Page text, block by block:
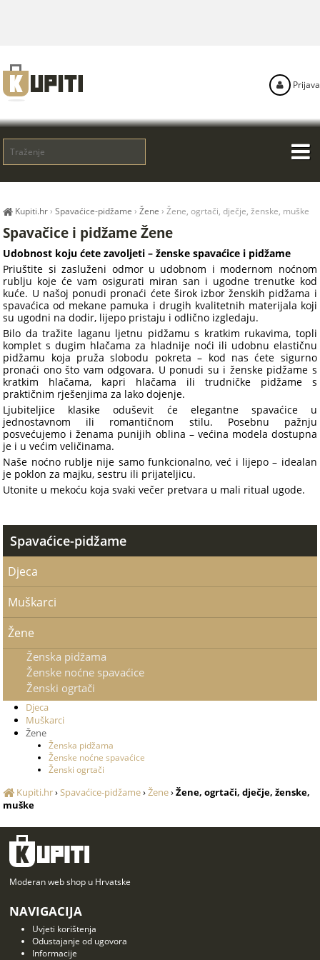
Kupiti.hr›Spavaćice-pidžame ›Žene ›Žene, ogrtači, dječje, ženske, muške
Spavačice i pidžame Žene
Udobnost koju ćete zavoljeti – ženske spavaćice i pidžame
Priuštite si zasluženi odmor u udobnom i modernom noćnom
rublju koje će vam osigurati miran san i ugodne trenutke kod
kuće. U našoj ponudi pronaći ćete širok izbor ženskih pidžama i
spavaćica od mekane pamuka i drugih kvalitetnih materijala koji
su ugodni na dodir, lijepo pristaju i odlično izgledaju.
Bilo da tražite laganu ljetnu pidžamu s kratkim rukavima, topli
komplet s dugim hlačama za hladnije noći ili udobnu elastičnu
pidžamu koja pruža slobodu pokreta – kod nas ćete sigurno
pronaći ono što vam odgovara. U ponudi su i ženske pidžame s
kratkim hlačama, kapri hlačama ili trudničke pidžame s
praktičnim rješenjima za lako dojenje.
Ljubiteljice klasike oduševit će elegantne spavaćice u
jednostavnom ili romantičnom stilu. Posebnu pažnju
posvećujemo i ženama punijih oblina – većina modela dostupna
je i u većim veličinama.
Naše noćno rublje nije samo funkcionalno, već i lijepo – idealan
je poklon za majku, sestru ili prijateljicu.
Utonite u mekoću koja svaki večer pretvara u mali ritual ugode.
Spavaćice-pidžame
Djeca
Muškarci
Žene
Ženska pidžama
Ženske noćne spavaćice
Ženski ogrtači
Djeca
Muškarci
Žene
Ženska pidžama
Ženske noćne spavaćice
Ženski ogrtači
Kupiti.hr›Spavaćice-pidžame›Žene›Žene, ogrtači, dječje, ženske,
muške
Prijava
Moderan web shop u Hrvatske
NAVIGACIJA
Uvjeti korištenja
Odustajanje od ugovora
Informacije